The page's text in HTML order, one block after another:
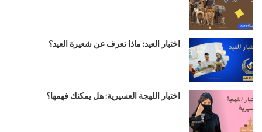
اختبار العيد: ماذا تعرف عن شعيرة العيد؟
اختبار اللهجة العسيرية: هل يمكنك فهمها؟